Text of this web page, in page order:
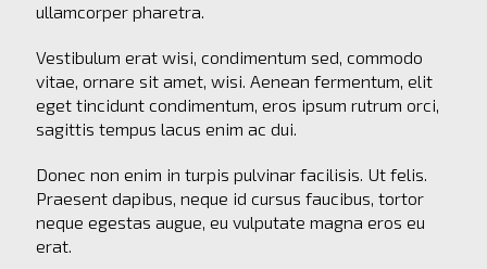
B
A
Z
E
E
D
O
ullamcorper pharetra.
Vestibulum erat wisi, condimentum sed, commodo
vitae, ornare sit amet, wisi. Aenean fermentum, elit
eget tincidunt condimentum, eros ipsum rutrum orci,
sagittis tempus lacus enim ac dui.
Donec non enim in turpis pulvinar facilisis. Ut felis.
Praesent dapibus, neque id cursus faucibus, tortor
neque egestas augue, eu vulputate magna eros eu
erat.